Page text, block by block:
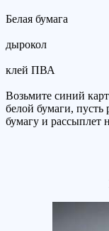
Белая бумага
дырокол
клей ПВА
Возьмите синий
белой бумаги, пусть
бумагу и рассыплет